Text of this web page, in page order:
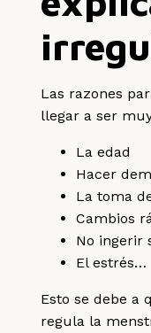
Las razones
llegar a ser
La edad
Hacer
La toma
Cambios
No ingerir
El estrés…
Esto se debe a
regula la